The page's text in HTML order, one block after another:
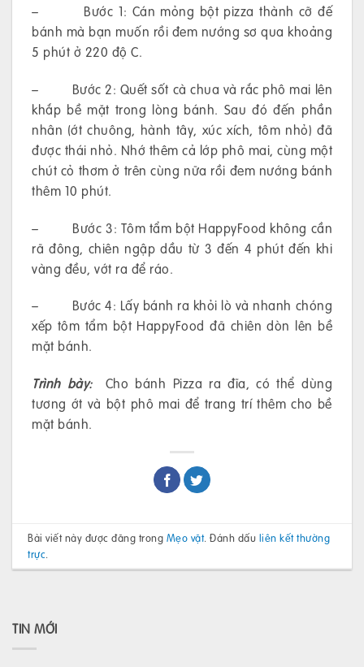
– Bước 1: Cán mỏng bột pizza thành cỡ đế
bánh mà bạn muốn rồi đem nướng sơ qua khoảng
5 phút ở 220 độ C.
– Bước 2: Quết sốt cà chua và rắc phô mai lên
khắp bề mặt trong lòng bánh. Sau đó đến phần
nhân (ớt chuông, hành tây, xúc xích, tôm nhỏ) đã
được thái nhỏ. Nhớ thêm cả lớp phô mai, cùng một
chút cỏ thơm ở trên cùng nữa rồi đem nướng bánh
thêm 10 phút.
– Bước 3: Tôm tẩm bột HappyFood không cần
rã đông, chiên ngập dầu từ 3 đến 4 phút đến khi
vàng đều, vớt ra để ráo.
– Bước 4: Lấy bánh ra khỏi lò và nhanh chóng
xếp tôm tẩm bột HappyFood đã chiên dòn lên bề
mặt bánh.
Trình bày:Cho bánh Pizza ra đĩa, có thể dùng
tương ớt và bột phô mai để trang trí thêm cho bề
mặt bánh.
Bài viết này được đăng trong Mẹo vặt. Đánh dấu liên kết thường
trực.
TIN MỚI